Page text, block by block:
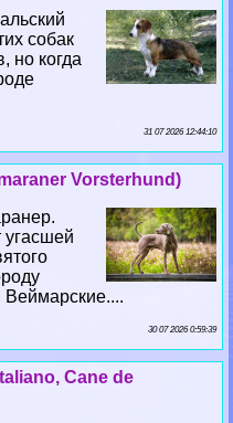
собак
но когда
31 07 2026 12:44:10
Vorsterhund)
Веймарские....
30 07 2026 0:59:39
Cane de